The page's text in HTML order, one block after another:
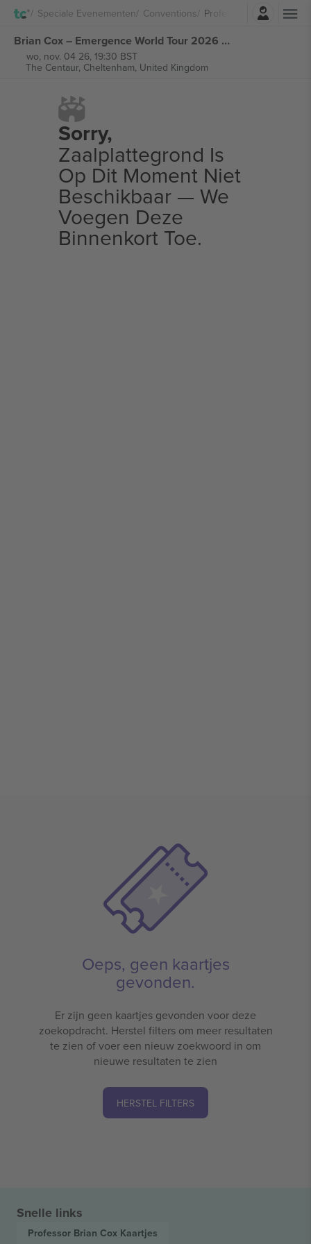
Speciale Evenementen Conventions Professor Brian Cox
Log in
Brian Cox – Emergence World Tour 2026 kaartjes
wo, nov. 04 26, 19:30 BST
The Centaur, Cheltenham, United Kingdom
Sorry,
Zaalplattegrond Is
Op Dit Moment Niet
Beschikbaar — We
Voegen Deze
Binnenkort Toe.
Oeps, geen kaartjes
gevonden.
Er zijn geen kaartjes gevonden voor deze
zoekopdracht. Herstel filters om meer resultaten
te zien of voer een nieuw zoekwoord in om
nieuwe resultaten te zien
HERSTEL FILTERS
Snelle links
Professor Brian Cox Kaartjes